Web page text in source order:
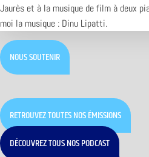
Jaurès et à la musique de film à deux
moi la musique : Dinu Lipatti.
NOUS SOUTENIR
RETROUVEZ TOUTES NOS ÉMISSIONS
DÉCOUVREZ TOUS NOS PODCAST